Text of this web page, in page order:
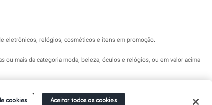
eletrônicos, relógios, cosméticos e itens em promoção.
ou mais da categoria moda, beleza, óculos e relógios, ou em valor acima
cookies Aceitar todos os cookies